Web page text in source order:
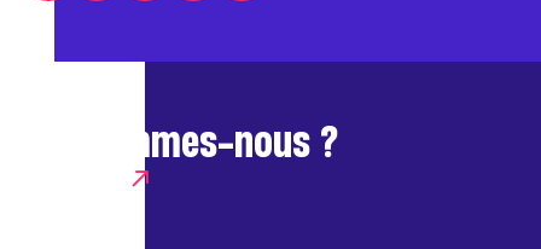
Qui sommes-nous ?